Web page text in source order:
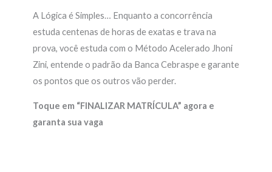
A Lógica é Simples… Enquanto a concorrência
estuda centenas de horas de exatas e trava na
prova, você estuda com o Método Acelerado Jhoni
Zini, entende o padrão da Banca Cebraspe e garante
os pontos que os outros vão perder.
Toque em “FINALIZAR MATRÍCULA” agora e
garanta sua vaga